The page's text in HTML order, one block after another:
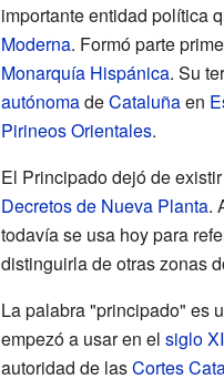
importante entidad política
Moderna. Formó parte
Monarquía Hispánica. Su
autónomadeCataluñaen
Pirineos Orientales.
El Principado dejó de
Decretos de Nueva Planta.
todavía se usa hoy para
distinguirla de otras zonas
La palabra "principado" es
empezó a usar en el siglo
autoridad de lasCortes